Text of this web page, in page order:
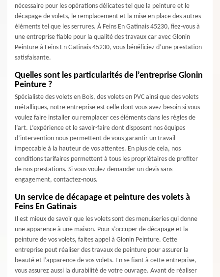
nécessaire pour les opérations délicates tel que la peinture et le
décapage de volets, le remplacement et la mise en place des autres
éléments tel que les serrures. À Feins En Gatinais 45230, fiez-vous à
une entreprise fiable pour la qualité des travaux car avec Glonin
Peinture à Feins En Gatinais 45230, vous bénéficiez d’une prestation
satisfaisante.
Quelles sont les particularités de l’entreprise Glonin
Peinture ?
Spécialiste des volets en Bois, des volets en PVC ainsi que des volets
métalliques, notre entreprise est celle dont vous avez besoin si vous
voulez faire installer ou remplacer ces éléments dans les règles de
l’art. L’expérience et le savoir-faire dont disposent nos équipes
d’intervention nous permettent de vous garantir un travail
impeccable à la hauteur de vos attentes. En plus de cela, nos
conditions tarifaires permettent à tous les propriétaires de profiter
de nos prestations. Si vous voulez demander un devis sans
engagement, contactez-nous.
Un service de décapage et peinture des volets à
Feins En Gatinais
Il est mieux de savoir que les volets sont des menuiseries qui donne
une apparence à une maison. Pour s’occuper de décapage et la
peinture de vos volets, faites appel à Glonin Peinture. Cette
entreprise peut réaliser des travaux de peinture pour assurer la
beauté et l’apparence de vos volets. En se fiant à cette entreprise,
vous assurez aussi la durabilité de votre ouvrage. Avant de réaliser